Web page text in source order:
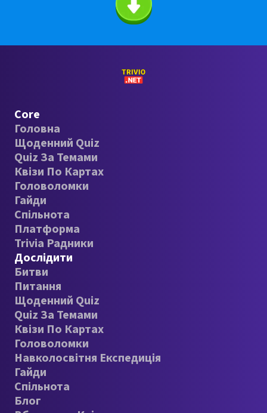
Core
Головна
Щоденний Quiz
Quiz За Темами
Квізи По Картах
Головоломки
Гайди
Спільнота
Платформа
Trivia Радники
Дослідити
Битви
Питання
Щоденний Quiz
Quiz За Темами
Квізи По Картах
Головоломки
Навколосвітня Експедиція
Гайди
Спільнота
Блог